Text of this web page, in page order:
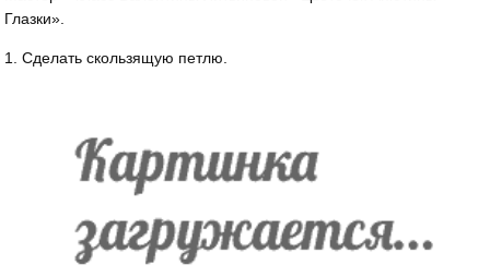
Глазки».
1. Сделать скользящую петлю.